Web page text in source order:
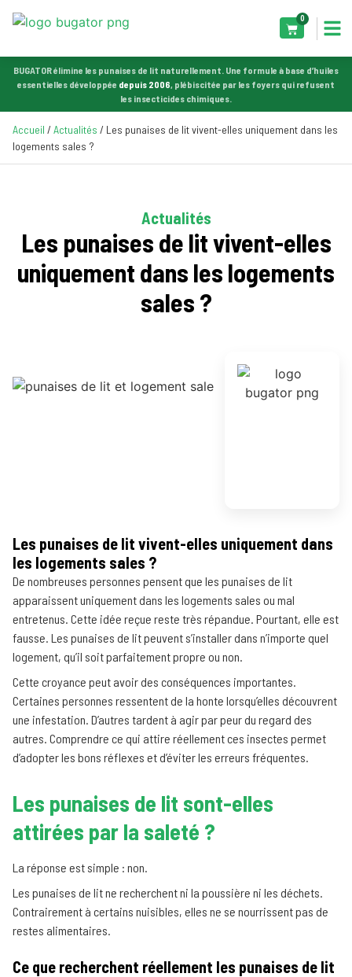
0
BUGATOR élimine les punaises de lit naturellement. Une formule à base d’huiles
essentielles développée depuis 2006, plébiscitée par les foyers qui refusent
les insecticides chimiques.
Accueil / Actualités / Les punaises de lit vivent-elles uniquement dans les
logements sales ?
Actualités
Les punaises de lit vivent-elles
uniquement dans les logements
sales ?
Les punaises de lit vivent-elles uniquement dans
les logements sales ?
De nombreuses personnes pensent que les punaises de lit
apparaissent uniquement dans les logements sales ou mal
entretenus. Cette idée reçue reste très répandue. Pourtant, elle est
fausse. Les punaises de lit peuvent s’installer dans n’importe quel
logement, qu’il soit parfaitement propre ou non.
Cette croyance peut avoir des conséquences importantes.
Certaines personnes ressentent de la honte lorsqu’elles découvrent
une infestation. D’autres tardent à agir par peur du regard des
autres. Comprendre ce qui attire réellement ces insectes permet
d’adopter les bons réflexes et d’éviter les erreurs fréquentes.
Les punaises de lit sont-elles
attirées par la saleté ?
La réponse est simple : non.
Les punaises de lit ne recherchent ni la poussière ni les déchets.
Contrairement à certains nuisibles, elles ne se nourrissent pas de
restes alimentaires.
Ce que recherchent réellement les punaises de lit